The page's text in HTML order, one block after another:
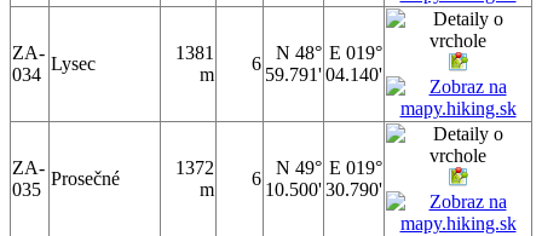
ZA-
034
Lysec
1381
m
6
N 48°
59.791'
E 019°
04.140'
ZA-
035
Prosečné
1372
m
6
N 49°
10.500'
E 019°
30.790'